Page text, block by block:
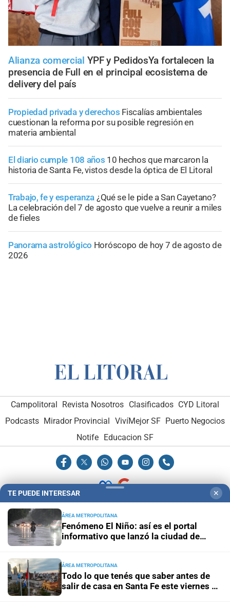
Alianza comercial YPF y PedidosYa fortalecen la
presencia de Full en el principal ecosistema de
delivery del país
Propiedad privada y derechos Fiscalías ambientales
cuestionan la reforma por su posible regresión en
materia ambiental
El diario cumple 108 años 10 hechos que marcaron la
historia de Santa Fe, vistos desde la óptica de El Litoral
Trabajo, fe y esperanza ¿Qué se le pide a San Cayetano?
La celebración del 7 de agosto que vuelve a reunir a miles
de fieles
Panorama astrológico Horóscopo de hoy 7 de agosto de
2026
Campolitoral Revista Nosotros Clasificados CYD Litoral
Podcasts Mirador Provincial VivíMejor SF Puerto Negocios
Notife Educacion SF
Hemeroteca Digital (1930-1979)
Administración y Publicidad -Elementos institucionales
Opcionales con El Litoral
El Litoral es miembro de:
TE PUEDE INTERESAR ✕
ÁREA METROPOLITANA
Fenómeno El Niño: así es el portal
informativo que lanzó la ciudad de
ÁREA METROPOLITANA
Todo lo que tenés que saber antes de
salir de casa en Santa Fe este viernes 7